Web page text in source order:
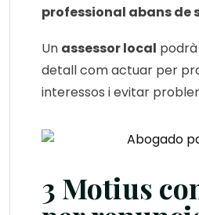
professional abans de
Un assessor local
detall com actuar per
interessos i evitar
3 Motius